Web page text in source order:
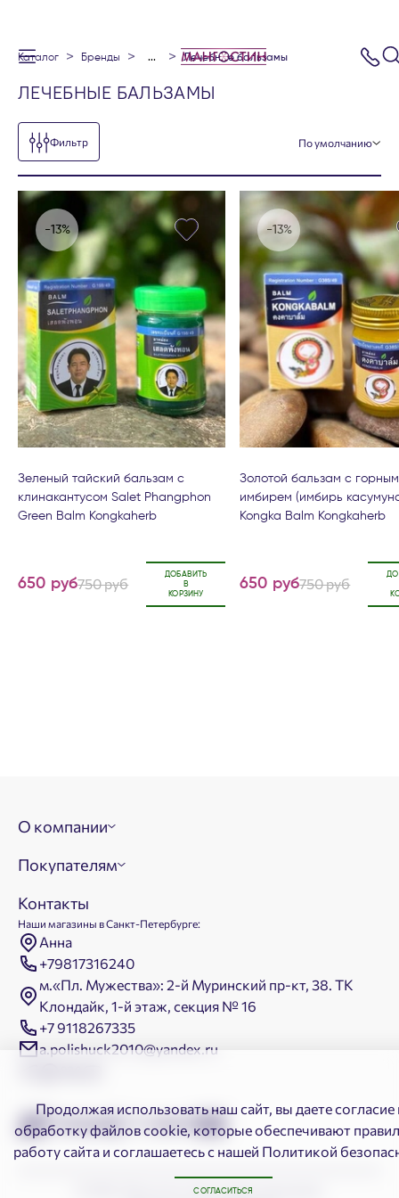
каталог бренды ... лечебные бальзамы
ЛЕЧЕБНЫЕ БАЛЬЗАМЫ
Фильтр по умолчанию
-13%
Зеленый тайский бальзам с
клинакантусом Salet Phangphon
Green Balm Kongkaherb
650 руб750 руб
ДОБАВИТЬ
В
КОРЗИНУ
-13%
Золотой бальзам с горным
имбирем (имбирь
Kongka Balm Kongkaherb
650 руб750 руб
О компании
Покупателям
Контакты
Наши магазины в Санкт-Петербурге:
Анна
+79817316240
м.«Пл. Мужества»: 2-й Муринский пр-кт, 38. ТК
Клондайк, 1-й этаж, секция № 16
+7 9118267335
a.polishuck2010@yandex.ru
2026. Мангостин. Все права защищены
Продолжая использовать наш сайт, вы даете согласие
обработку файлов cookie, которые обеспечивают
работу сайта и соглашаетесь с нашей Политикой
СОГЛАСИТЬСЯ